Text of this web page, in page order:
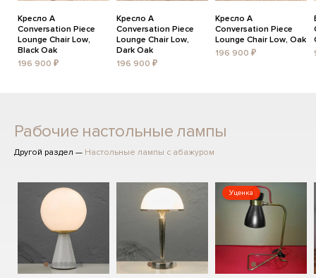
Кресло A
Conversation Piece
Lounge Chair Low,
Black Oak
196 900 ₽
Кресло A
Conversation Piece
Lounge Chair Low,
Dark Oak
196 900 ₽
Кресло A
Conversation Piece
Lounge Chair Low, Oak
196 900 ₽
Рабочие настольные лампы
Другой раздел — Настольные лампы с абажуром
Уценка